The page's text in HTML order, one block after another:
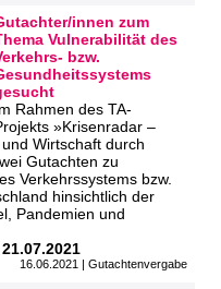
innen zum
Vulnerabilität des
bzw.
Rahmen des TA-
»Krisenradar –
Wirtschaft durch
Gutachten zu
Verkehrssystems bzw.
hinsichtlich der
Pandemien und
16.06.2021 | Gutachtenvergabe